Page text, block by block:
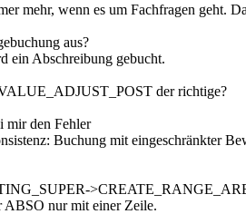
mehr, wenn es um Fachfragen geht.
aus?
ein Abschreibung gebucht.
der richtige?
mir den Fehler
Buchung mit eingeschränkter
nur mit einer Zeile.